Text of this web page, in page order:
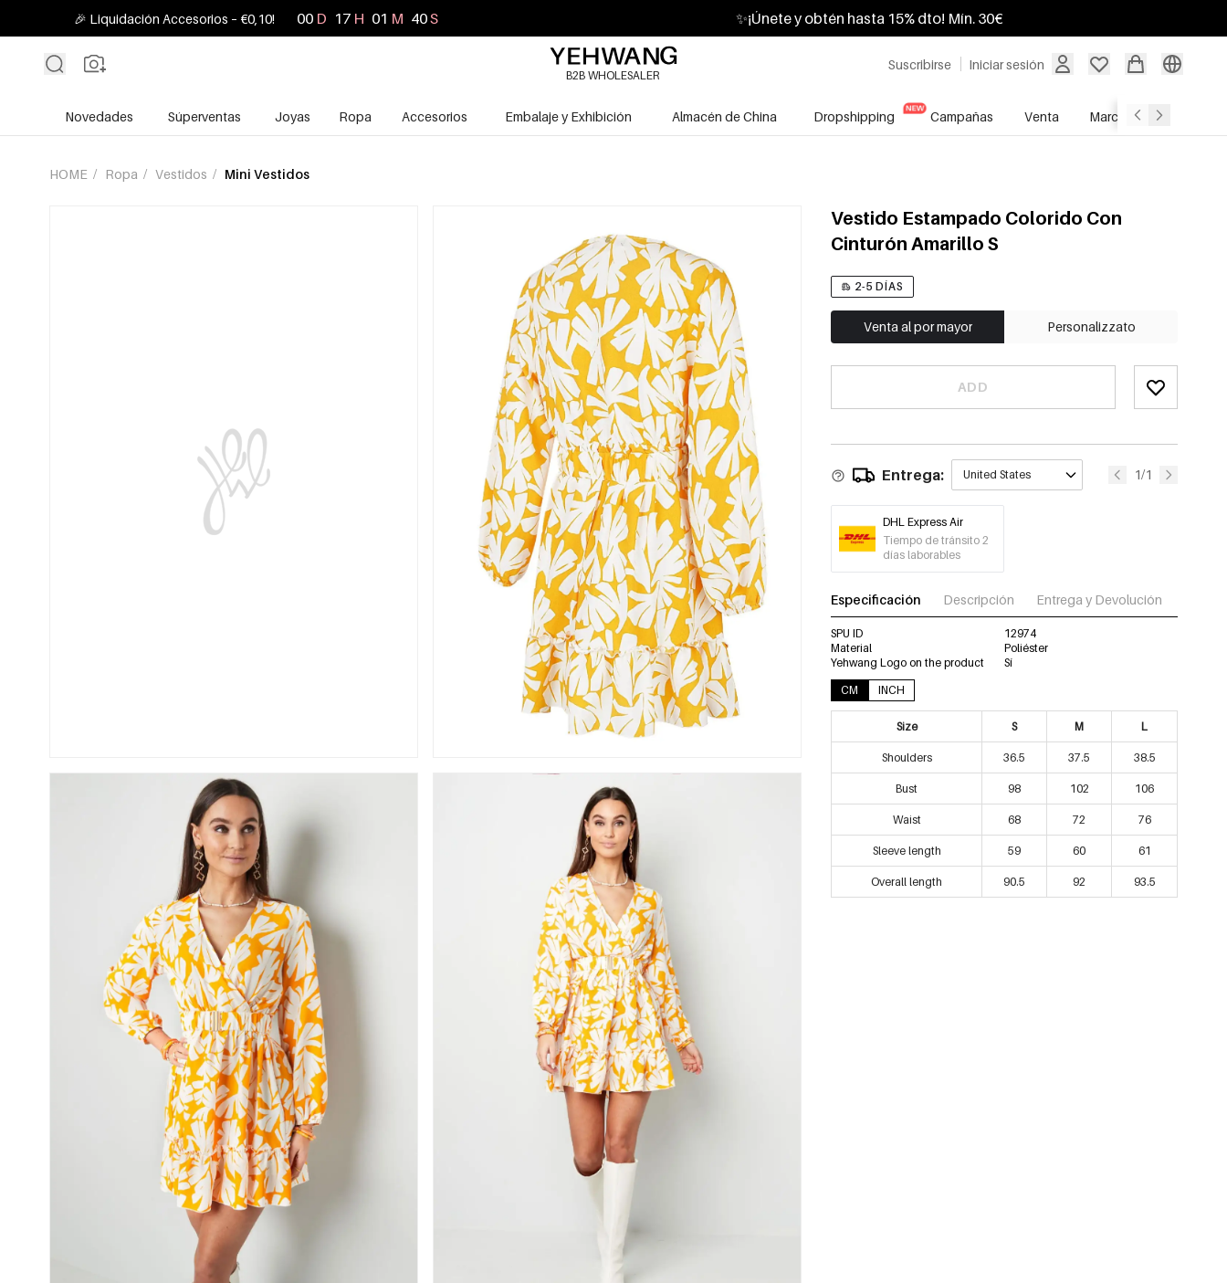
🎉 Liquidación Accesorios – €0,10! 00 D 17 H 01 M 38S ✨¡Únete y obtén hasta 15% dto! Mín. 30€
Suscribirse Iniciar sesión
B2B WHOLESALER
Novedades Súperventas Joyas Ropa Accesorios Embalaje y Exhibición Almacén de China Dropshipping Campañas Venta Marcas
HOME / Ropa / Vestidos / Mini Vestidos
Vestido Estampado Colorido Con
Cinturón Amarillo S
2-5 DÍAS
Venta al por mayor Personalizzato
ADD
Entrega: United States 1/1
DHL Express Air
Tiempo de tránsito 2
días laborables
Especificación Descripción Entrega y Devolución
SPU ID
12974
Material
Poliéster
Yehwang Logo on the product
Sí
CM
INCH
Size S M L
Shoulders 36.5 37.5 38.5
Bust 98 102 106
Waist 68 72 76
Sleeve length 59 60 61
Overall length 90.5 92 93.5